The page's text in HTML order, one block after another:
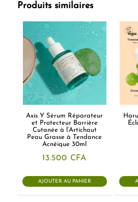
Produits similaires
Axis Y Sérum Réparateur
et Protecteur Barrière
Cutanée à l’Artichaut
Peau Grasse à Tendance
Acnéique 30ml
13.500 CFA
AJOUTER AU PANIER